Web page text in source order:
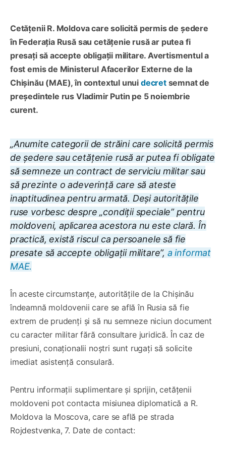
Cetățenii R. Moldova care solicită permis de ședere
în Federația Rusă sau cetățenie rusă ar putea fi
presați să accepte obligații militare. Avertismentul a
fost emis de Ministerul Afacerilor Externe de la
Chișinău (MAE), în contextul unui decretsemnat de
președintele rus Vladimir Putin pe 5 noiembrie
curent.
„Anumite categorii de străini care solicită permis
de ședere sau cetățenie rusă ar putea fi obligate
să semneze un contract de serviciu militar sau
să prezinte o adeverință care să ateste
inaptitudinea pentru armată. Deși autoritățile
ruse vorbesc despre „condiții speciale” pentru
moldoveni, aplicarea acestora nu este clară. În
practică, există riscul ca persoanele să fie
presate să accepte obligații militare”, a informat
MAE.
În aceste circumstanțe, autoritățile de la Chișinău
îndeamnă moldovenii care se află în Rusia să fie
extrem de prudenți și să nu semneze niciun document
cu caracter militar fără consultare juridică. În caz de
presiuni, conaționalii noștri sunt rugați să solicite
imediat asistență consulară.
Pentru informații suplimentare și sprijin, cetățenii
moldoveni pot contacta misiunea diplomatică a R.
Moldova la Moscova, care se află pe strada
Rojdestvenka, 7. Date de contact: